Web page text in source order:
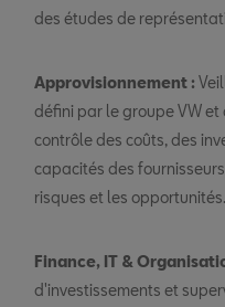
des études de
Approvisionnement :
défini par le groupe VW
contrôle des coûts, des
capacités des
risques et les opportunités.
Finance, IT &
d'investissements et